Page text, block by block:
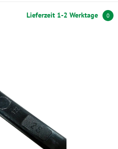
Lieferzeit 1-2 Werktage 0